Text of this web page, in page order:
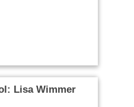
Lisa Wimmer